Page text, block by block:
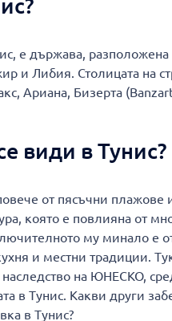
е държава,
и Либия. Столицата на
Ариана, Бизерта
види в Тунис?
от пясъчни плажове
която е повлияна от
му минало е
и местни традиции.
на ЮНЕСКО,
в Тунис. Какви други
в Тунис?